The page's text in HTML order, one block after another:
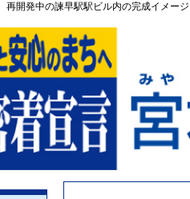
再開発中の諫早駅駅ビル内の完成イメー